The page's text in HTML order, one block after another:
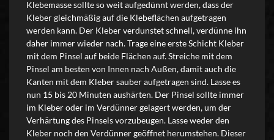
Klebemasse sollte so weit aufgedünnt werden, dass der
Kleber gleichmäßig auf die Klebeflächen aufgetragen
werden kann. Der Kleber verdunstet schnell, verdünne ihn
daher immer wieder nach. Trage eine erste Schicht Kleber
mit dem Pinsel auf beide Flächen auf. Streiche mit dem
Pinsel am besten von Innen nach Außen, damit auch die
Kanten mit dem Kleber sauber aufgetragen sind. Lasse es
nun 15 bis 20 Minuten aushärten. Der Pinsel sollte immer
im Kleber oder im Verdünner gelagert werden, um der
Verhärtung des Pinsels vorzubeugen. Lasse weder den
Kleber noch den Verdünner geöffnet herumstehen. Dieser